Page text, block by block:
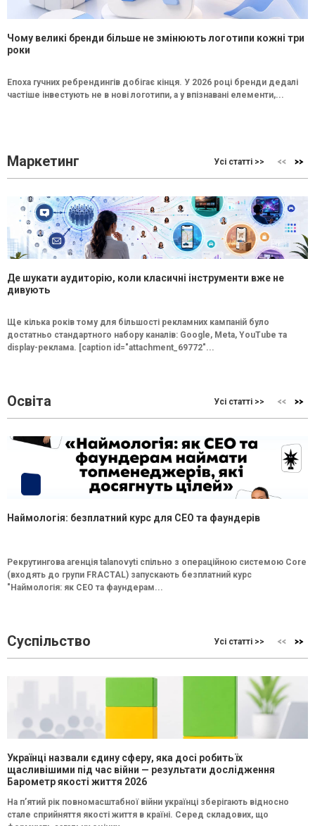
Чому великі бренди більше не змінюють логотипи кожні три
роки
Епоха гучних ребрендингів добігає кінця. У 2026 році бренди дедалі
частіше інвестують не в нові логотипи, а у впізнавані елементи,...
Маркетинг Усі статті >>
Де шукати аудиторію, коли класичні інструменти вже не
дивують
Ще кілька років тому для більшості рекламних кампаній було
достатньо стандартного набору каналів: Google, Meta, YouTube та
display-реклама. [caption id="attachment_69772"...
Освіта Усі статті >>
Наймологія: безплатний курс для CEO та фаундерів
Рекрутингова агенція talanovyti спільно з операційною системою Core
(входять до групи FRACTAL) запускають безплатний курс
"Наймологія: як СEO та фаундерам...
Суспільство Усі статті >>
Українці назвали єдину сферу, яка досі робить їх
щасливішими під час війни — результати дослідження
Барометр якості життя 2026
На п’ятий рік повномасштабної війни українці зберігають відносно
стале сприйняття якості життя в країні. Серед складових, що